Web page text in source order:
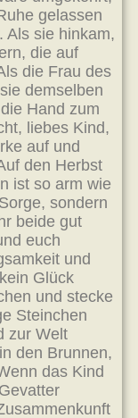
gelassen
Als sie hinkam,
die auf
die Frau des
demselben
Hand zum
liebes Kind,
auf und
den Herbst
ist so arm wie
sondern
beide gut
euch
und
Glück
und stecke
Steinchen
zur Welt
den Brunnen,
das Kind